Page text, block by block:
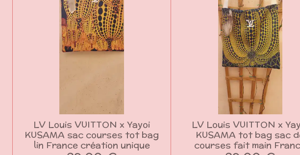
LV Louis VUITTON x Yayoi
KUSAMA sac courses tot bag
lin France création unique
LV Louis VUITTON x
KUSAMA tot bag sac
courses fait main